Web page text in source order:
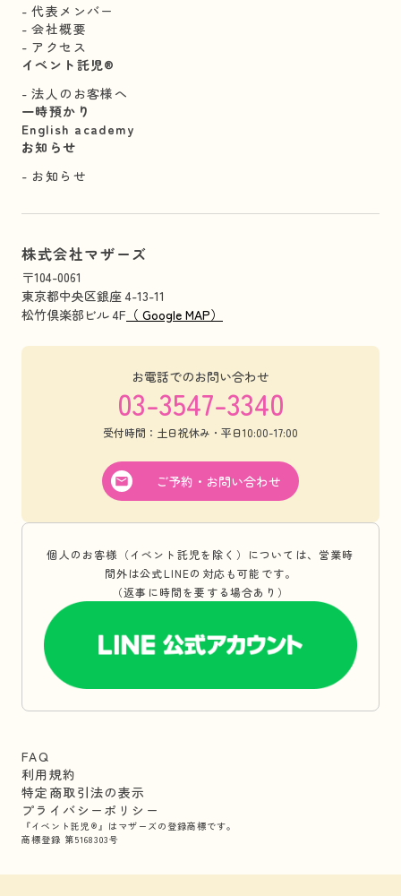
代表メンバー
会社概要
アクセス
イベント託児®︎
法人のお客様へ
一時預かり
English academy
お知らせ
お知らせ
株式会社マザーズ
〒104-0061
東京都中央区銀座 4-13-11
松竹倶楽部ビル 4F （ Google MAP）
お電話でのお問い合わせ
03-3547-3340
受付時間：土日祝休み・平日10:00-17:00
ご予約・お問い合わせ
個人のお客様（イベント託児を除く）については、営業時
間外は公式LINEの対応も可能です。
（返事に時間を要する場合あり）
FAQ
利用規約
特定商取引法の表示
プライバシーポリシー
『イベント託児®』はマザーズの登録商標です。
商標登録 第5168303号